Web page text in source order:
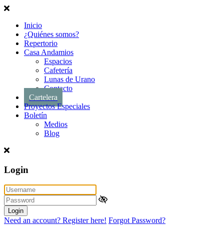
Inicio
¿Quiénes somos?
Repertorio
Casa Andamios
Espacios
Cafetería
Lunas de Urano
Contacto
Cartelera
Proyectos Especiales
Boletín
Medios
Blog
Login
Login
Need an account? Register here! Forgot Password?